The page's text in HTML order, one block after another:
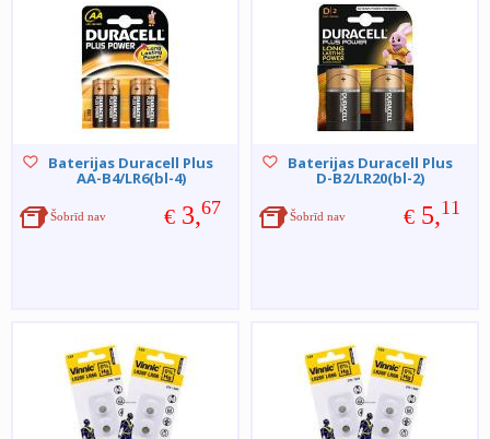
Baterijas Duracell Plus
AA-B4/LR6(bl-4)
€ 3,67
Šobrīd nav
Baterijas Duracell Plus
D-B2/LR20(bl-2)
€ 5,11
Šobrīd nav